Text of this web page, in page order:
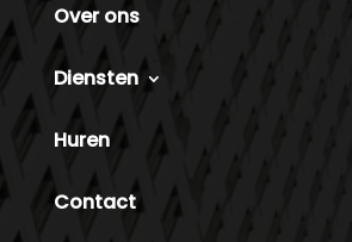
Over ons
Diensten
Huren
Contact